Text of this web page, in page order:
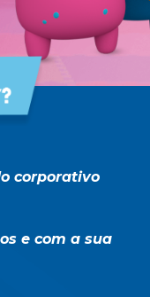
corporativo
e com a sua